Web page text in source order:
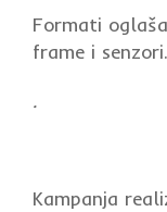
Formati
frame i senzori.
.
Kampanja